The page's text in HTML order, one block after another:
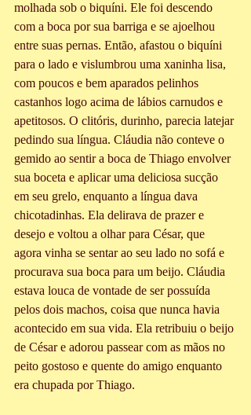
molhada sob o biquíni. Ele foi descendo
com a boca por sua barriga e se ajoelhou
entre suas pernas. Então, afastou o biquíni
para o lado e vislumbrou uma xaninha lisa,
com poucos e bem aparados pelinhos
castanhos logo acima de lábios carnudos e
apetitosos. O clitóris, durinho, parecia latejar
pedindo sua língua. Cláudia não conteve o
gemido ao sentir a boca de Thiago envolver
sua boceta e aplicar uma deliciosa sucção
em seu grelo, enquanto a língua dava
chicotadinhas. Ela delirava de prazer e
desejo e voltou a olhar para César, que
agora vinha se sentar ao seu lado no sofá e
procurava sua boca para um beijo. Cláudia
estava louca de vontade de ser possuída
pelos dois machos, coisa que nunca havia
acontecido em sua vida. Ela retribuiu o beijo
de César e adorou passear com as mãos no
peito gostoso e quente do amigo enquanto
era chupada por Thiago.